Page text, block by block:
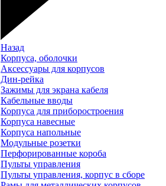
Назад
Корпуса, оболочки
Аксессуары для корпусов
Дин-рейка
Зажимы для экрана кабеля
Кабельные вводы
Корпуса для приборостроения
Корпуса навесные
Корпуса напольные
Модульные розетки
Перфорированные короба
Пульты управления
Пульты управления, корпус в сборе